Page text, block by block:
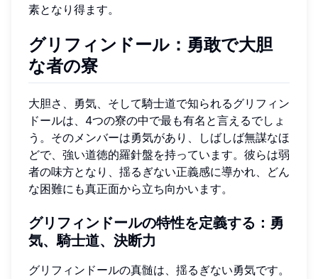
素となり得ます。
グリフィンドール：勇敢で大胆
な者の寮
大胆さ、勇気、そして騎士道で知られるグリフィン
ドールは、4つの寮の中で最も有名と言えるでしょ
う。そのメンバーは勇気があり、しばしば無謀なほ
どで、強い道徳的羅針盤を持っています。彼らは弱
者の味方となり、揺るぎない正義感に導かれ、どん
な困難にも真正面から立ち向かいます。
グリフィンドールの特性を定義する：勇
気、騎士道、決断力
グリフィンドールの真髄は、揺るぎない勇気です。